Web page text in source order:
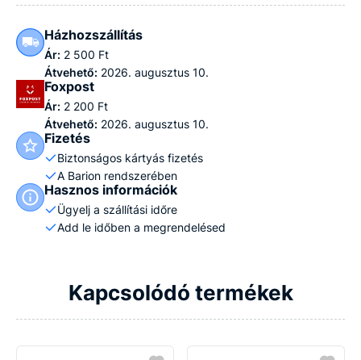
Házhozszállítás
Ár: 2 500 Ft
Átvehető: 2026. augusztus 10.
Foxpost
Ár: 2 200 Ft
Átvehető: 2026. augusztus 10.
Fizetés
Biztonságos kártyás fizetés
A Barion rendszerében
Hasznos információk
Ügyelj a szállítási időre
Add le időben a megrendelésed
Kapcsolódó termékek